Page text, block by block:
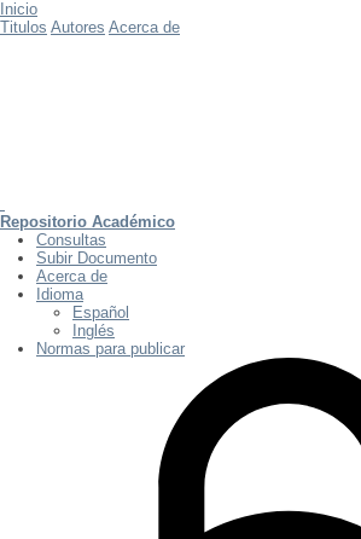
Inicio
Titulos Autores Acerca de
Repositorio Académico
Consultas
Subir Documento
Acerca de
Idioma
Español
Inglés
Normas para publicar